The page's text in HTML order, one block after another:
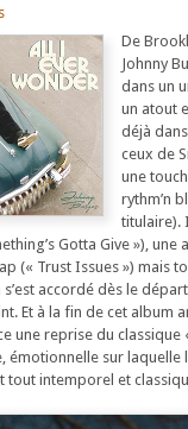
De
Johnny
dans un
un atout
déjà
ceux de
une
rythm’n
titulaire).
Gotta Give »),
(« Trust Issues ») mais
s’est accordé dès le
Et à la fin de cet album
une reprise du classique
émotionnelle sur laquelle
tout intemporel et